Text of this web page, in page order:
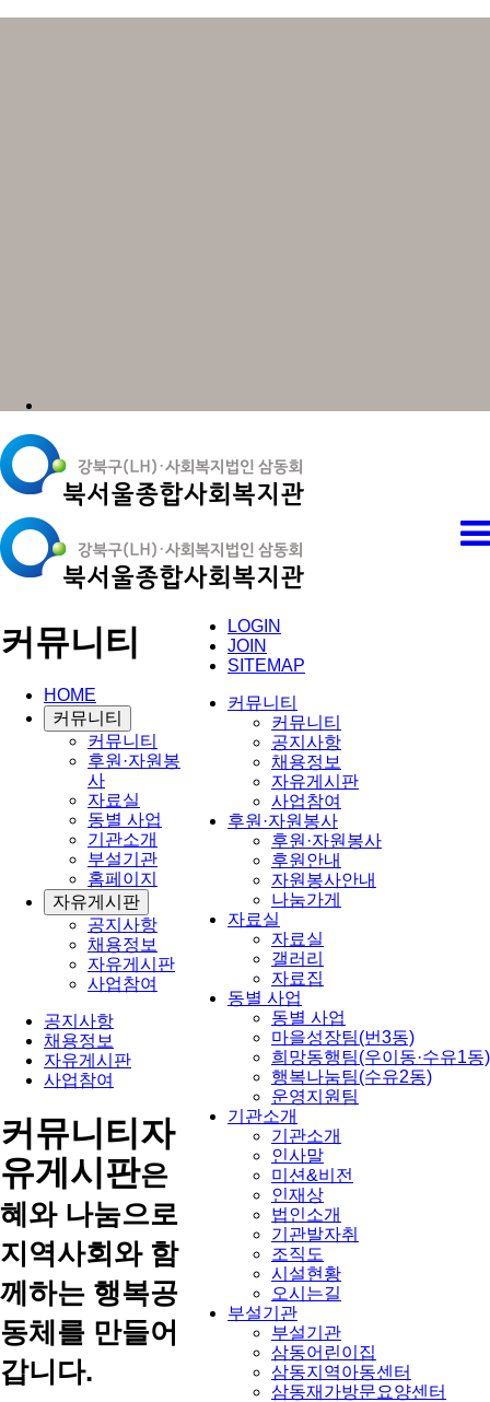
LOGIN
JOIN
SITEMAP
커뮤니티
커뮤니티
공지사항
채용정보
자유게시판
사업참여
후원·자원봉사
후원·자원봉사
후원안내
자원봉사안내
나눔가게
자료실
자료실
갤러리
자료집
동별 사업
동별 사업
마을성장팀(번3동)
희망동행팀(우이동·수유1동)
행복나눔팀(수유2동)
운영지원팀
기관소개
기관소개
인사말
미션&비전
인재상
법인소개
기관발자취
조직도
시설현황
오시는길
부설기관
부설기관
삼동어린이집
삼동지역아동센터
삼동재가방문요양센터
커뮤니티
HOME
커뮤니티
커뮤니티
후원·자원봉
사
자료실
동별 사업
기관소개
부설기관
홈페이지
자유게시판
공지사항
채용정보
자유게시판
사업참여
공지사항
채용정보
자유게시판
사업참여
커뮤니티자
유게시판은
혜와 나눔으로
지역사회와 함
께하는 행복공
동체를 만들어
갑니다.